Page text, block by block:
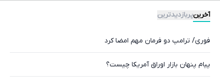
آخرینپربازدیدترین
فوری/ ترامپ دو فرمان مهم امضا کرد
پیام پنهان بازار اوراق آمریکا چیست؟